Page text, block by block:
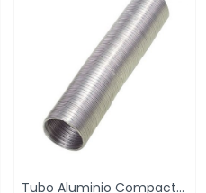
Tubo Aluminio Compacto Gris Ø 120 mm. / 5...